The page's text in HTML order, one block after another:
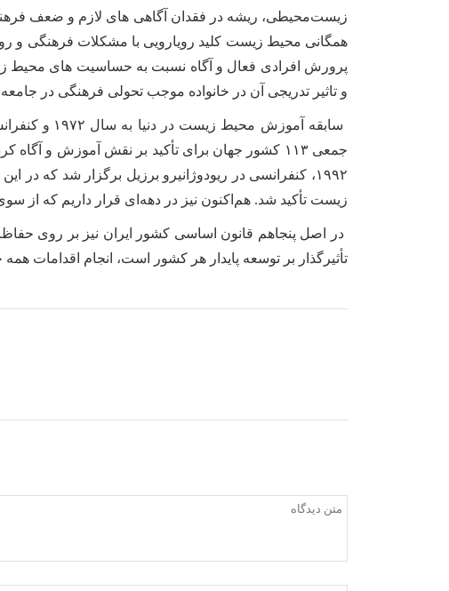
زیست‌محیطی، ریشه در فقدان آگاهی های لازم و ضعف
همگانی محیط زیست کلید رویارویی با مشکلات فرهنگی
پرورش افرادی فعال و آگاه نسبت به حساسیت های
و تاثیر تدریجی آن در خانواده موجب تحولی فرهنگی در
سابقه
جمعی ۱۱۳ کشور جهان برای تأکید بر نقش آموزش و
۱۹۹۲، کنفرانسی در ریودوژانیرو برزیل برگزار شد
زیست تأکید شد. هم‌اکنون نیز در دهه‌‌ای قرار داریم که از
در اصل پنجاهم قانون اساسی کشور ایران نیز بر روی
تأثیرگذار بر توسعه پایدار هر کشور است، انجام